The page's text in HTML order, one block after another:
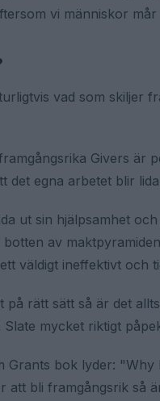
vi människor
vad som skiljer
Givers är
det egna arbetet blir
ut sin hjälpsamhet
av
väldigt ineffektivt och
på rätt sätt så är det
mycket riktigt
Grants bok lyder:
att bli framgångsrik så